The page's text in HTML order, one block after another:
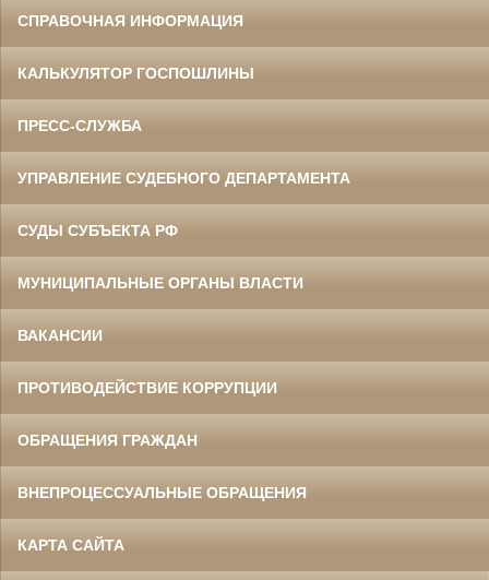
СПРАВОЧНАЯ ИНФОРМАЦИЯ
КАЛЬКУЛЯТОР ГОСПОШЛИНЫ
ПРЕСС-СЛУЖБА
УПРАВЛЕНИЕ СУДЕБНОГО ДЕПАРТАМЕНТА
СУДЫ СУБЪЕКТА РФ
МУНИЦИПАЛЬНЫЕ ОРГАНЫ ВЛАСТИ
ВАКАНСИИ
ПРОТИВОДЕЙСТВИЕ КОРРУПЦИИ
ОБРАЩЕНИЯ ГРАЖДАН
ВНЕПРОЦЕССУАЛЬНЫЕ ОБРАЩЕНИЯ
КАРТА САЙТА